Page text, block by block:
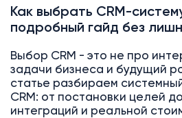
Как выбрать CRM-
подробный гайд без
Выбор CRM - это не про
задачи бизнеса и будущий
статье разбираем
CRM: от постановки целей
интеграций и реальной